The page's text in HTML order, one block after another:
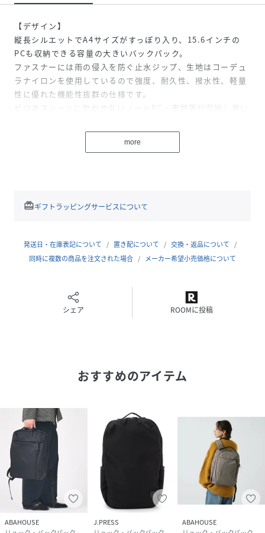
【デザイン】
縦長シルエットでA4サイズがすっぽり入り、15.6インチの
PCも収納できる容量の大きいバックパック。
ファスナーには雨の侵入を防ぐ止水ジップ、生地はコーデュ
ラナイロンを使用しているので強度、耐久性、撥水性、軽量
性に優れた機能性抜群の仕様です。
ビジネスシーンに欠かせないノートPC・書類等が収納し易い
が設置されており、デジタルガジェット類やペン、マウスや
メモ帳などすぐに取り出したり無くしやすい物の整理に便利
・15.6インチノートパソコン対応のPCポケット×1
・ジッパー付きメッシュポケット
・フラットオープンポケット×2
・ジッパー付きポケット
・サイドにペットボトル、折りたたみ傘用ホルダー
【素材】
・BLKナイロン(CORDURA500)
サイドポケット:合成皮革
・BLK1ナイロン(CORDURA1000)
サイドポケット:グレーカラーのナイロン
※繊維の数字を表しています。数字が大きければ、重くて厚
い数字が小さければ、軽くて薄い仕様です
ブラック_1モデル：H178B82W76H88着用サイズ：F
more
redeemギフトラッピングサービスについて
発送日・在庫表記について 置き配について
交換・返品について
同時に複数の商品を注文された場合
メーカー希望小売価格について
シェア ROOMに投稿
おすすめのアイテム
ABAHOUSE
J.PRESS
ABAHOUSE